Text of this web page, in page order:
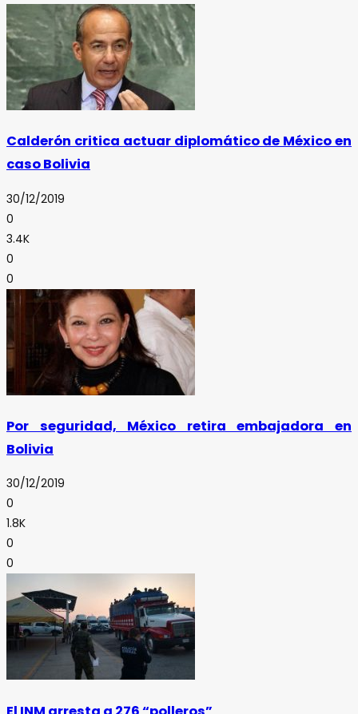
Calderón critica actuar diplomático de México en
caso Bolivia
30/12/2019
0
3.4K
0
0
Por seguridad, México retira embajadora en
Bolivia
30/12/2019
0
1.8K
0
0